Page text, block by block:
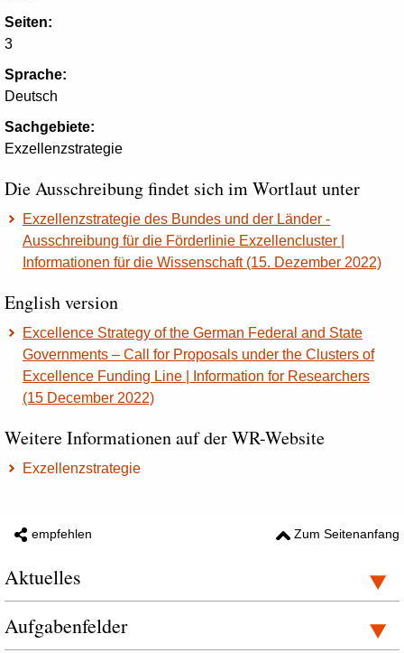
Seiten:
3
Sprache:
Deutsch
Sachgebiete:
Exzellenzstrategie
Die Ausschreibung findet sich im Wortlaut unter
Exzellenzstrategie des Bundes und der Länder -
Ausschreibung für die Förderlinie Exzellencluster |
Informationen für die Wissenschaft (15. Dezember 2022)
English version
Excellence Strategy of the German Federal and State
Governments – Call for Proposals under the Clusters of
Excellence Funding Line | Information for Researchers
(15 December 2022)
Weitere Informationen auf der WR-Website
Exzellenzstrategie
empfehlen Zum Seitenanfang
Aktuelles
Aufgabenfelder